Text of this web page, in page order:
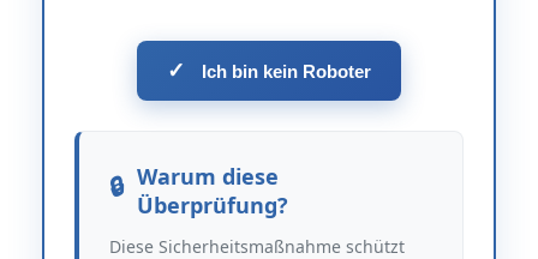
✓ Ich bin kein Roboter
Warum diese
Überprüfung?
Diese Sicherheitsmaßnahme schützt